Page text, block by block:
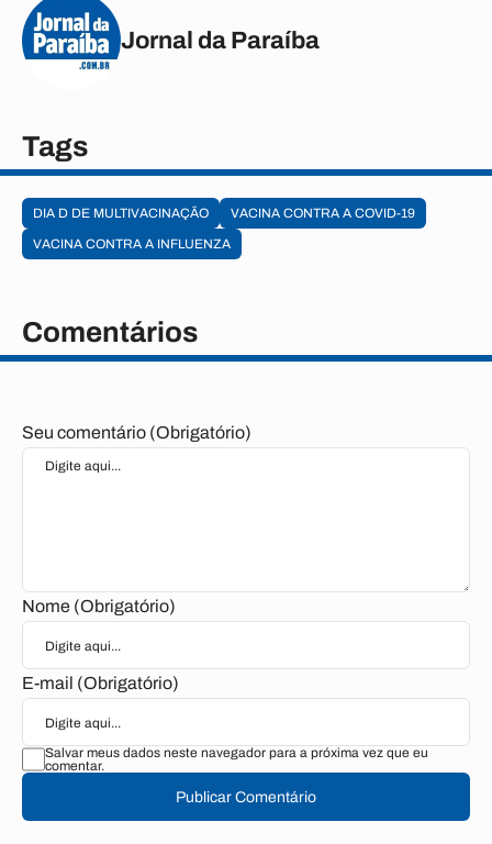
Jornal da Paraíba
Tags
DIA D DE MULTIVACINAÇÃO
VACINA CONTRA A COVID-19
VACINA CONTRA A INFLUENZA
Comentários
Seu comentário (Obrigatório)
Nome (Obrigatório)
E-mail (Obrigatório)
Salvar meus dados neste navegador para a próxima vez que eu
comentar.
Publicar Comentário